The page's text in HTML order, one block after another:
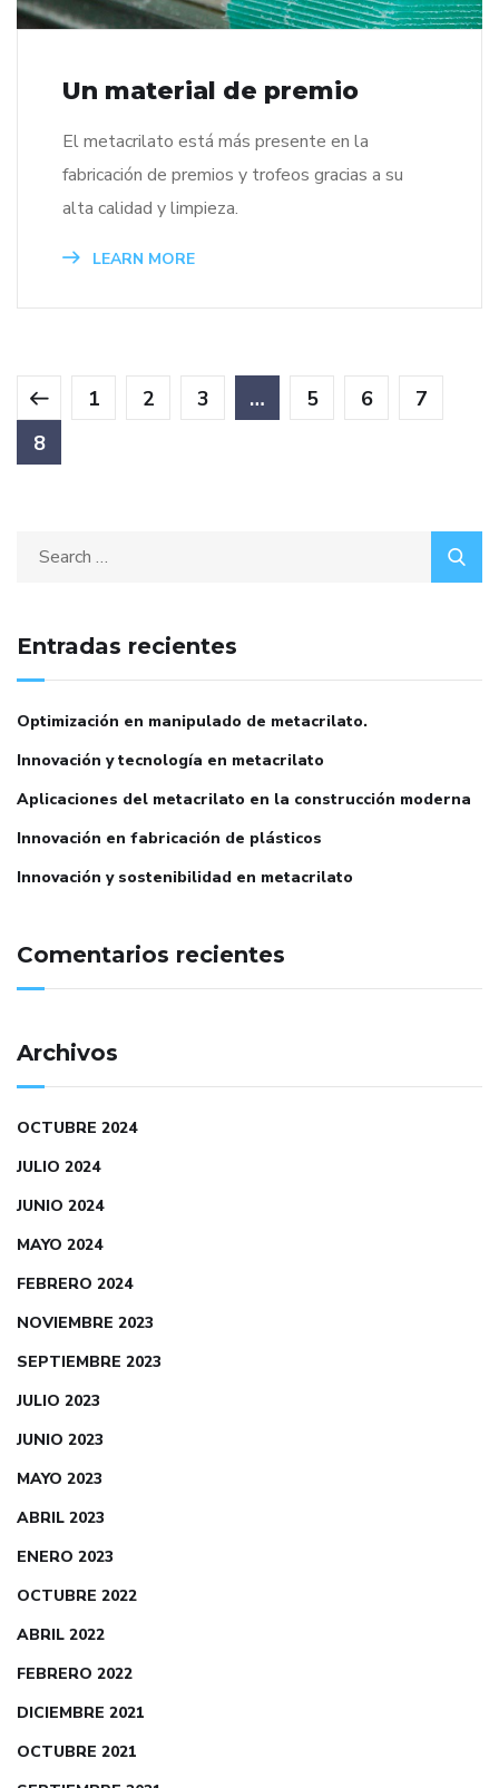
Un material de premio
El metacrilato está más presente en la
fabricación de premios y trofeos gracias a su
alta calidad y limpieza.
LEARN MORE
1 2 3 … 5 6
7
8
Entradas recientes
Optimización en manipulado de metacrilato.
Innovación y tecnología en metacrilato
Aplicaciones del metacrilato en la construcción moderna
Innovación en fabricación de plásticos
Innovación y sostenibilidad en metacrilato
Comentarios recientes
Archivos
OCTUBRE 2024
JULIO 2024
JUNIO 2024
MAYO 2024
FEBRERO 2024
NOVIEMBRE 2023
SEPTIEMBRE 2023
JULIO 2023
JUNIO 2023
MAYO 2023
ABRIL 2023
ENERO 2023
OCTUBRE 2022
ABRIL 2022
FEBRERO 2022
DICIEMBRE 2021
OCTUBRE 2021